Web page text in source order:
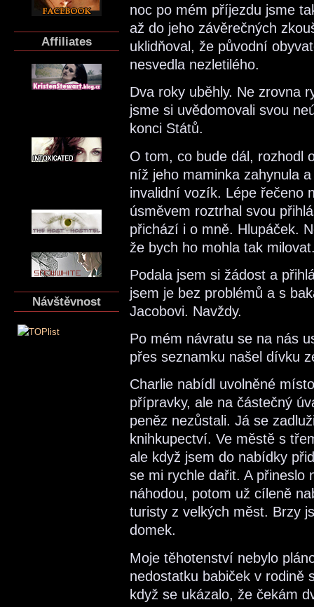
Affiliates
Návštěvnost
noc po mém příjezdu jsme
až do jeho závěrečných
uklidňoval, že původní
nesvedla nezletilého.
Dva roky uběhly. Ne zrovna
jsme si uvědomovali svou
konci Států.
O tom, co bude dál, rozhodl
níž jeho maminka zahynula
invalidní vozík. Lépe řečeno
úsměvem roztrhal svou
přichází i o mně. Hlupáček.
že bych ho mohla tak
Podala jsem si žádost a
jsem je bez problémů a s
Jacobovi. Navždy.
Po mém návratu se na nás
přes seznamku našel dívku
Charlie nabídl uvolněné
přípravky, ale na částečný
peněz nezůstali. Já se
knihkupectví. Ve městě s
ale když jsem do nabídky
se mi rychle dařit. A přineslo
náhodou, potom už cíleně
turisty z velkých měst. Brzy
domek.
Moje těhotenství nebylo
nedostatku babiček v rodině
když se ukázalo, že čekám